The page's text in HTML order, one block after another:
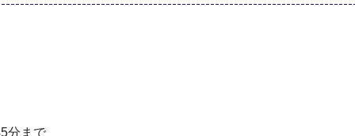
分まで